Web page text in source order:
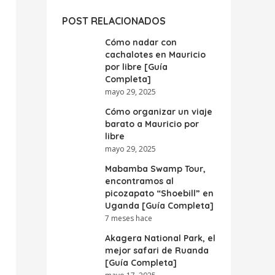
POST RELACIONADOS
Cómo nadar con
cachalotes en Mauricio
por libre [Guía
Completa]
mayo 29, 2025
Cómo organizar un viaje
barato a Mauricio por
libre
mayo 29, 2025
Mabamba Swamp Tour,
encontramos al
picozapato “Shoebill” en
Uganda [Guía Completa]
7 meses hace
Akagera National Park, el
mejor safari de Ruanda
[Guía Completa]